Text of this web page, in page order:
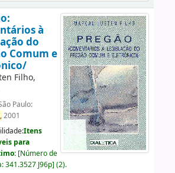
à
do
Comum e
Filho,
Paulo:
2001
Itens
para
[Número de
341.3527 J96p] (2).